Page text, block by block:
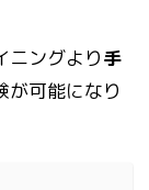
ニングより手
が可能になり